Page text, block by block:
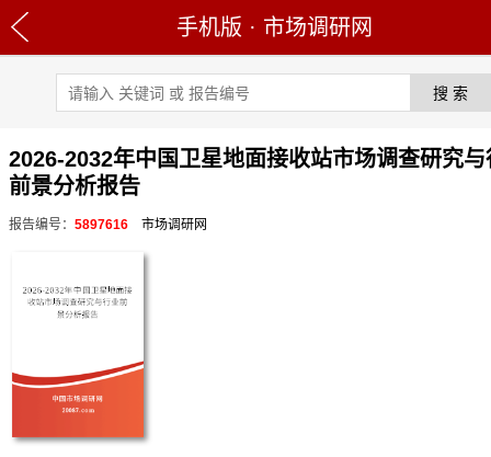
手机版 · 市场调研网
2026-2032年中国卫星地面接收站市场调查研究与
前景分析报告
报告编号： 5897616 市场调研网